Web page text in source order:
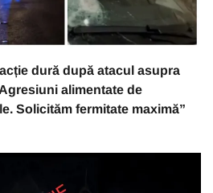
dură după atacul asupra
alimentate de
Solicităm fermitate maximă”